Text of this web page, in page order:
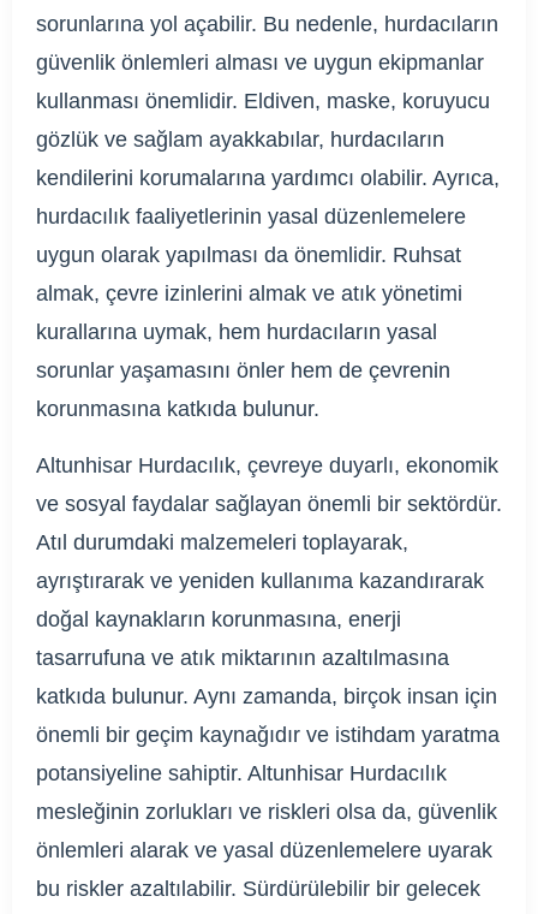
sorunlarına yol açabilir. Bu nedenle, hurdacıların
güvenlik önlemleri alması ve uygun ekipmanlar
kullanması önemlidir. Eldiven, maske, koruyucu
gözlük ve sağlam ayakkabılar, hurdacıların
kendilerini korumalarına yardımcı olabilir. Ayrıca,
hurdacılık faaliyetlerinin yasal düzenlemelere
uygun olarak yapılması da önemlidir. Ruhsat
almak, çevre izinlerini almak ve atık yönetimi
kurallarına uymak, hem hurdacıların yasal
sorunlar yaşamasını önler hem de çevrenin
korunmasına katkıda bulunur.
Altunhisar Hurdacılık, çevreye duyarlı, ekonomik
ve sosyal faydalar sağlayan önemli bir sektördür.
Atıl durumdaki malzemeleri toplayarak,
ayrıştırarak ve yeniden kullanıma kazandırarak
doğal kaynakların korunmasına, enerji
tasarrufuna ve atık miktarının azaltılmasına
katkıda bulunur. Aynı zamanda, birçok insan için
önemli bir geçim kaynağıdır ve istihdam yaratma
potansiyeline sahiptir. Altunhisar Hurdacılık
mesleğinin zorlukları ve riskleri olsa da, güvenlik
önlemleri alarak ve yasal düzenlemelere uyarak
bu riskler azaltılabilir. Sürdürülebilir bir gelecek